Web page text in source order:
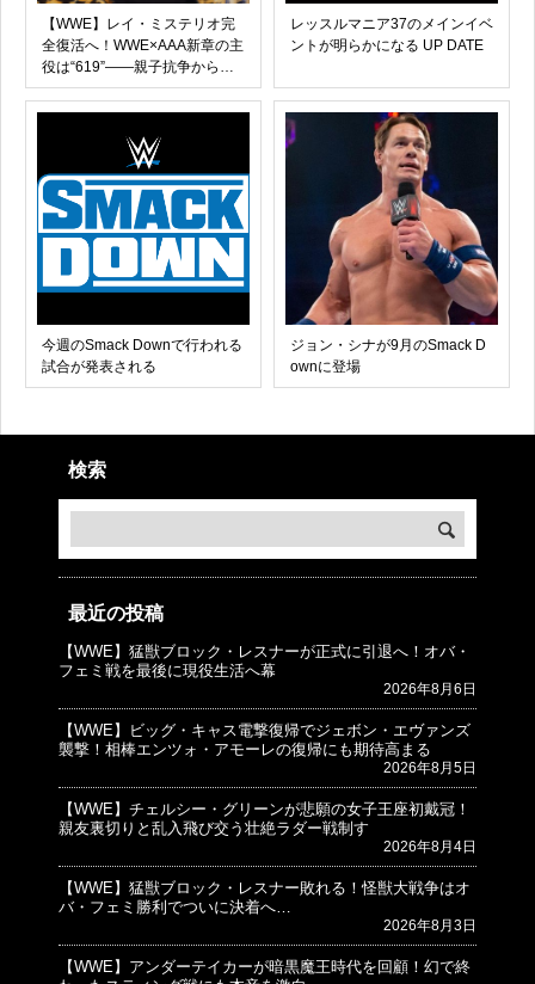
【WWE】レイ・ミステリオ完
全復活へ！WWE×AAA新章の主
役は“619”――親子抗争からメ
キシコ市場席巻まで、伝説のル
チャドール新時代始動！
レッスルマニア37のメインイベ
ントが明らかになる UP DATE
今週のSmack Downで行われる
試合が発表される
ジョン・シナが9月のSmack D
ownに登場
検索
最近の投稿
【WWE】猛獣ブロック・レスナーが正式に引退へ！オバ・
フェミ戦を最後に現役生活へ幕
2026年8月6日
【WWE】ビッグ・キャス電撃復帰でジェボン・エヴァンズ
襲撃！相棒エンツォ・アモーレの復帰にも期待高まる
2026年8月5日
【WWE】チェルシー・グリーンが悲願の女子王座初戴冠！
親友裏切りと乱入飛び交う壮絶ラダー戦制す
2026年8月4日
【WWE】猛獣ブロック・レスナー敗れる！怪獣大戦争はオ
バ・フェミ勝利でついに決着へ…
2026年8月3日
【WWE】アンダーテイカーが暗黒魔王時代を回顧！幻で終
© プロレスJunkie ～WWEの最新情報 USA～